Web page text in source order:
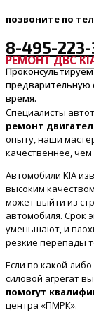
позвоните по
8-495-
предварительную
время.
РЕМОНТ ДВС
Специалисты
ремонт
опыту, наши
качественнее, чем
Автомобили KIA
высоким
может выйти из
автомобиля. Срок
уменьшают, и
резкие перепады
Если по какой-
силовой агрегат
помогут
центра «ПМРК».